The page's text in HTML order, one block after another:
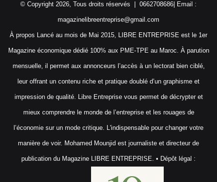
© Copyright 2026, Tous droits réservés | 0662708686| Email :
magazinelibreentreprise@gmail.com
À propos Lancé au mois de Mai 2015, LIBRE ENTREPRISE est le 1er
Magazine économique dédié 100% aux PME-TPE au Maroc. À parution
mensuelle, il permet aux annonceurs l’accès à un lectorat bien ciblé,
leur offrant un contenu riche et pratique doublé d’un graphisme et
impression de qualité. Libre Entreprise vous permet de décrypter et
mieux comprendre le monde de l’entreprise et les rouages de
l’économie sur un mode critique. L'indispensable pour changer votre
manière de voir. Mohamed Mounjid est journaliste et directeur de
publication du Magazine LIBRE ENTREPRISE. • Dépôt légal :